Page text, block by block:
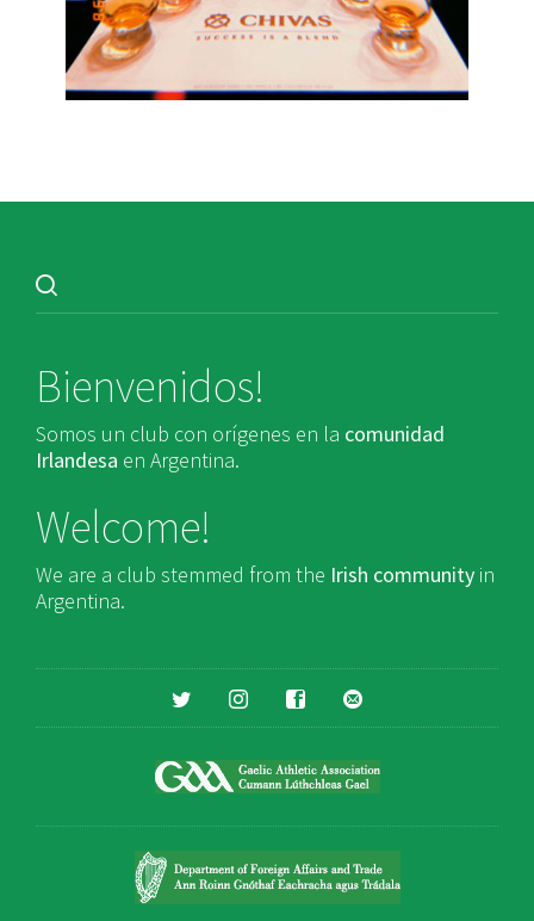
Bienvenidos!
Somos un club con orígenes en la comunidad
Irlandesa en Argentina.
Welcome!
We are a club stemmed from the Irish community in
Argentina.